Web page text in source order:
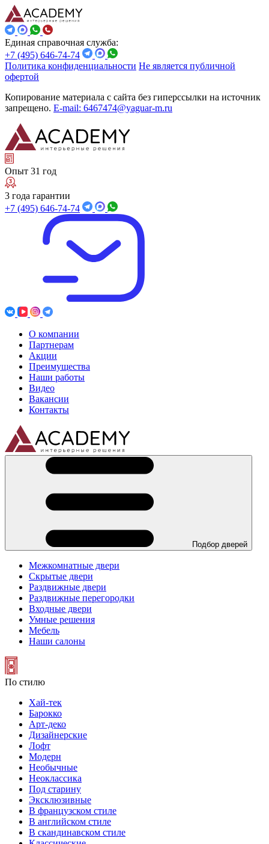
Единая справочная служба:
+7 (495) 646-74-74
Политика конфиденциальности Не является публичной
офертой
Копирование материала с сайта без гиперссылки на источник
запрещено. E-mail: 6467474@yaguar-m.ru
Опыт 31 год
3 года гарантии
+7 (495) 646-74-74
О компании
Партнерам
Акции
Преимущества
Наши работы
Видео
Вакансии
Контакты
Подбор дверей
Межкомнатные двери
Скрытые двери
Раздвижные двери
Раздвижные перегородки
Входные двери
Умные решения
Мебель
Наши салоны
По стилю
Хай-тек
Барокко
Арт-деко
Дизайнерские
Лофт
Модерн
Необычные
Неоклассика
Под старину
Эксклюзивные
В французском стиле
В английском стиле
В скандинавском стиле